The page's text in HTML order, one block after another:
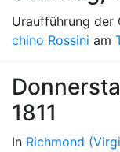
Uraufführung der
chino Rossini am
1811
In Richmond